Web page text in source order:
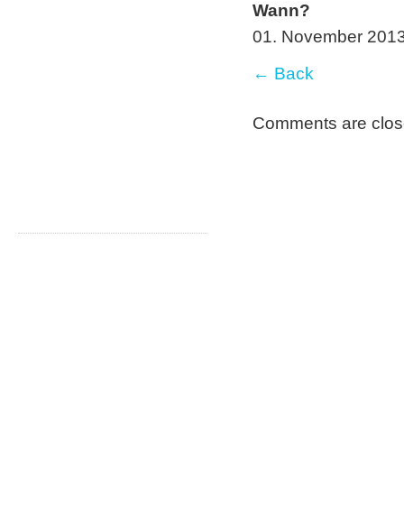
Wann?
01. November
← Back
Comments are